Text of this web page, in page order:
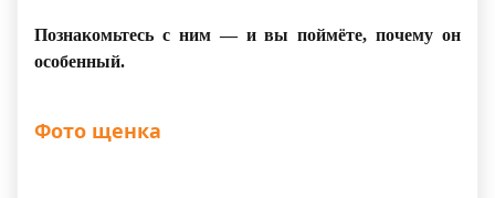
Познакомьтесь с ним — и вы поймёте, почему он
особенный.
Фото щенка